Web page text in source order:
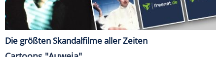
Die größten Skandalfilme aller Zeiten